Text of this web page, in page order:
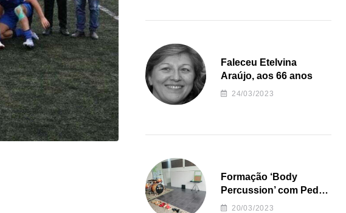
Faleceu Etelvina
Araújo, aos 66 anos
24/03/2023
Formação ‘Body
Percussion’ com Pedro
Almeida
20/03/2023